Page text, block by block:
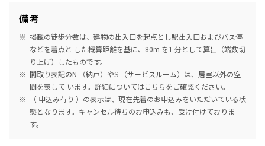
備考
掲載の徒歩分数は、建物の出入口を起点とし駅出入口およびバス停
などを着点と した概算距離を基に、80m を1 分として算出（端数切
り上げ）したものです。
間取り表記のN （納戸）やS （サービスルーム）は、居室以外の空
間を表して います。詳細についてはこちらをご確認ください。
（ 申込み有り ）の表示は、現在先着のお申込みをいただいている状
態となります。キャンセル待ちのお申込みも、受け付けておりま
す。